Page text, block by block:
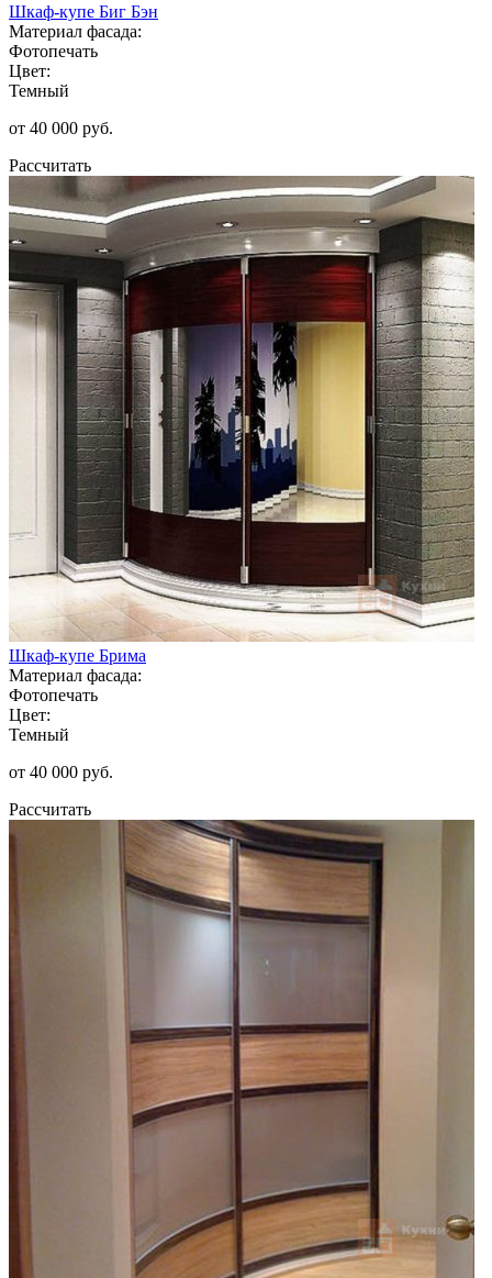
Шкаф-купе Биг Бэн
Материал фасада:
Фотопечать
Цвет:
Темный
от 40 000 руб.
Рассчитать
Шкаф-купе Брима
Материал фасада:
Фотопечать
Цвет:
Темный
от 40 000 руб.
Рассчитать